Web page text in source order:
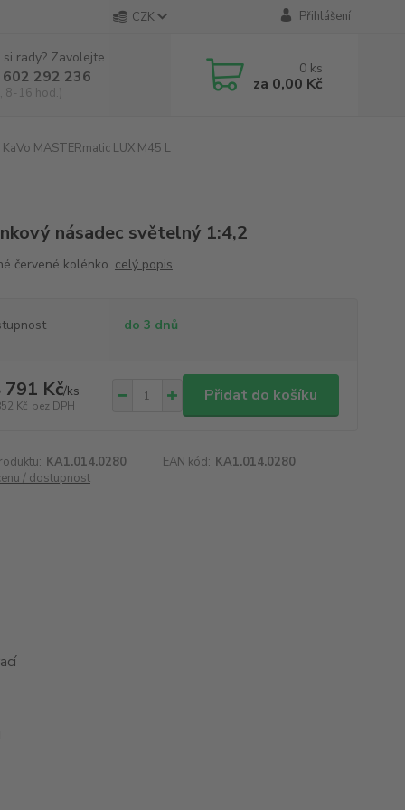
CZK Přihlášení
rady? Zavolejte.
292 236
8-16 hod.)
0 ks
za 0,00 Kč
KaVo MASTERmatic LUX M45 L
násadec světelný 1:4,2
červené kolénko. celý popis
do 3 dnů
791 Kč/ks
Kč bez DPH
Přidat do košíku
KA1.014.0280 EAN kód: KA1.014.0280
/ dostupnost